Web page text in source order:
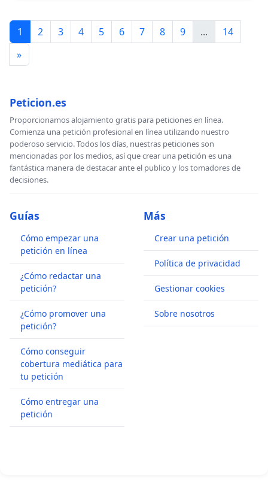
1 2 3 4 5 6 7 8 9 ...
14
»
Peticion.es
Proporcionamos alojamiento gratis para peticiones en línea.
Comienza una petición profesional en línea utilizando nuestro
poderoso servicio. Todos los días, nuestras peticiones son
mencionadas por los medios, así que crear una petición es una
fantástica manera de destacar ante el publico y los tomadores de
decisiones.
Guías
Cómo empezar una
petición en línea
¿Cómo redactar una
petición?
¿Cómo promover una
petición?
Cómo conseguir
cobertura mediática para
tu petición
Cómo entregar una
petición
Más
Crear una petición
Política de privacidad
Gestionar cookies
Sobre nosotros